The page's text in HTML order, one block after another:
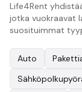
Life4Rent
jotka vuokraavat
suosituimmat
Auto